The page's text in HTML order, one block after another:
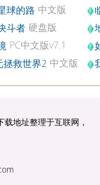
球的路 中文版
斗者 硬盘版
PC中文版v7.1
拯救世界2 中文版
地址整理于互联网，